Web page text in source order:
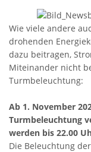
Wie viele andere
drohenden
dazu beitragen,
Miteinander nicht
Turmbeleuchtung:
Ab 1. November
Turmbeleuchtung
werden bis 22.00
Die Beleuchtung